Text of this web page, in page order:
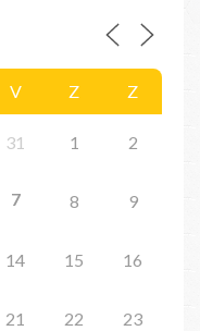
V Z Z
31 1 2
7 8 9
14 15 16
21 22 23